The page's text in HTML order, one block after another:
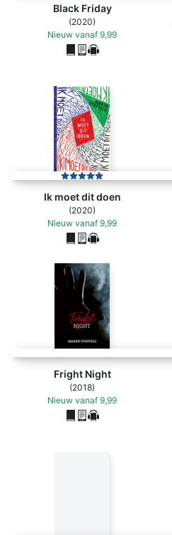
Black Friday
(2020)
Nieuw vanaf 9,99
Ik moet dit doen
(2020)
Nieuw vanaf 9,99
Fright Night
(2018)
Nieuw vanaf 9,99